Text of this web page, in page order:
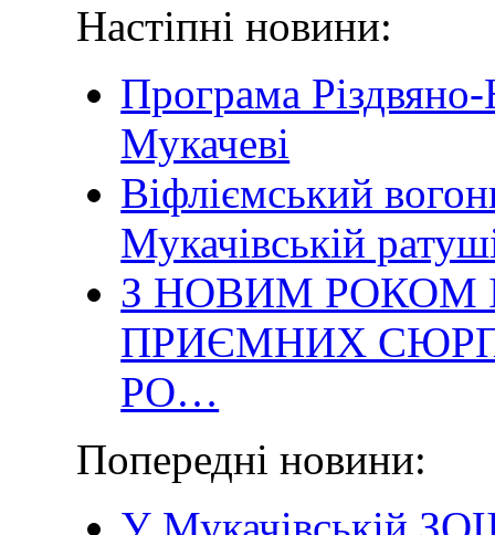
Настіпні новини:
Програма
Мукачеві
Віфліємський
Мукачівській
З НОВИМ РОКОМ
ПРИЄМНИХ
РО…
Попередні новини: